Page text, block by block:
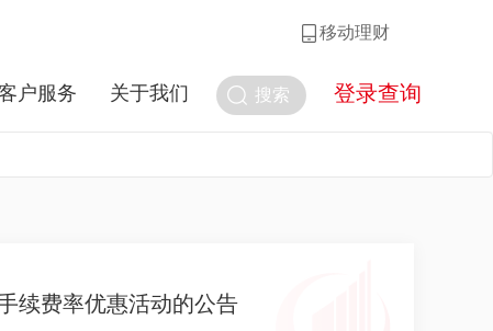
移动理财
搜索 登录查询
户服务 关于我们
续费率优惠活动的公告